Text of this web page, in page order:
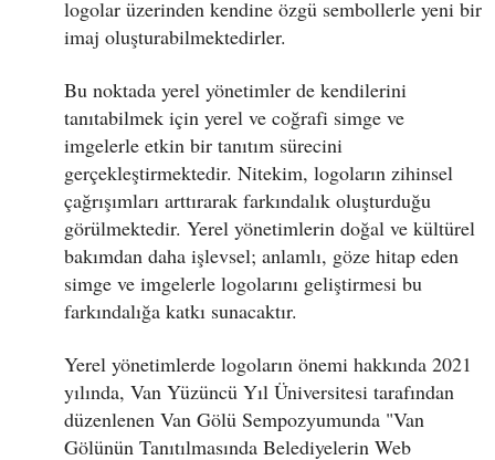
logolar üzerinden kendine özgü sembollerle yeni bir
imaj oluşturabilmektedirler.
Bu noktada yerel yönetimler de kendilerini
tanıtabilmek için yerel ve coğrafi simge ve
imgelerle etkin bir tanıtım sürecini
gerçekleştirmektedir. Nitekim, logoların zihinsel
çağrışımları arttırarak farkındalık oluşturduğu
görülmektedir. Yerel yönetimlerin doğal ve kültürel
bakımdan daha işlevsel; anlamlı, göze hitap eden
simge ve imgelerle logolarını geliştirmesi bu
farkındalığa katkı sunacaktır.
Yerel yönetimlerde logoların önemi hakkında 2021
yılında, Van Yüzüncü Yıl Üniversitesi tarafından
düzenlenen Van Gölü Sempozyumunda "Van
Gölünün Tanıtılmasında Belediyelerin Web